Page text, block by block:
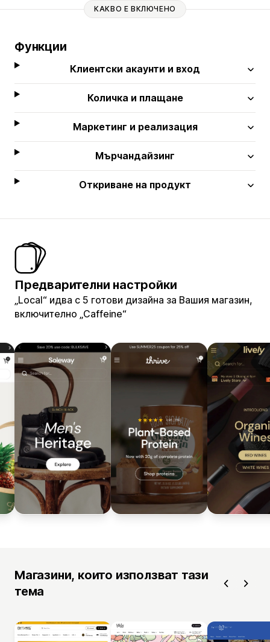
КАКВО Е ВКЛЮЧЕНО
Функции
Клиентски акаунти и вход
Количка и плащане
Маркетинг и реализация
Мърчандайзинг
Откриване на продукт
Предварителни настройки
„Local“ идва с 5 готови дизайна за Вашия магазин,
включително „Caffeine“
Магазини, които използват тази
тема